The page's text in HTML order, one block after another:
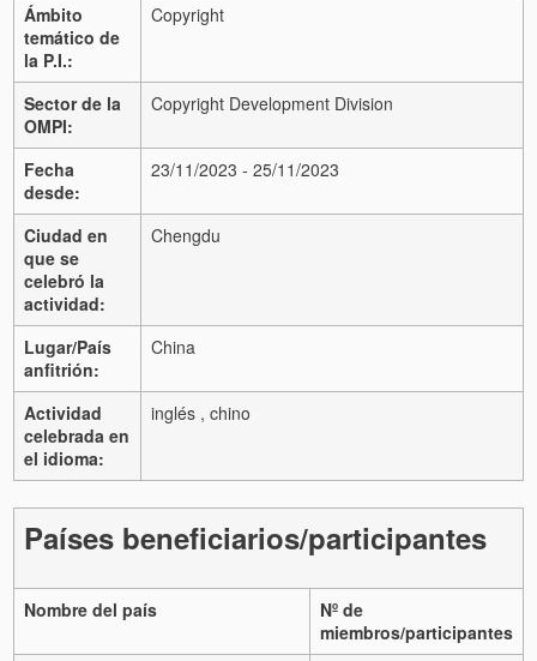
Ámbito
temático de
la P.I.:
Copyright
Sector de la
OMPI:
Copyright Development Division
Fecha
desde:
23/11/2023 - 25/11/2023
Ciudad en
que se
celebró la
actividad:
Chengdu
Lugar/País
anfitrión:
China
Actividad
celebrada en
el idioma:
inglés , chino
Países beneficiarios/participantes
Nombre del país
Nº de
miembros/participantes